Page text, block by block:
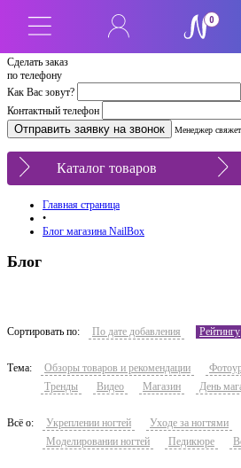
Сделать заказ
по телефону
Как Вас зовут?
Контактный телефон
Менеджер
0
Каталог товаров
Главная страница
•
Блог магазина NailBox
Блог
Сортировать по: По дате добавления Рейтингу
Тема: Обзоры товаров и рекомендации
Тренды
Видео Магазин День
Всё о: Укреплении ногтей Уходе за ногтями
Моделировании ногтей
Педикюре